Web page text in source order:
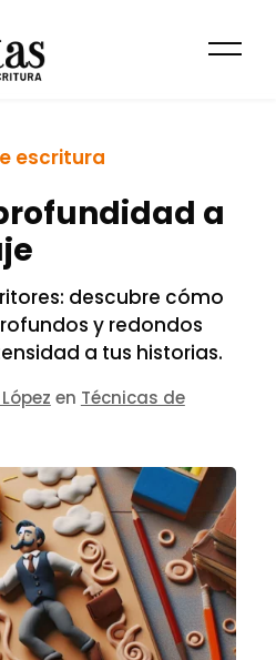
escritura
a
descubre cómo
y redondos
a tus historias.
en Técnicas de